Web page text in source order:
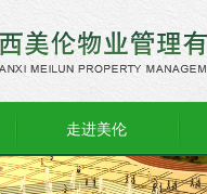
走进美伦